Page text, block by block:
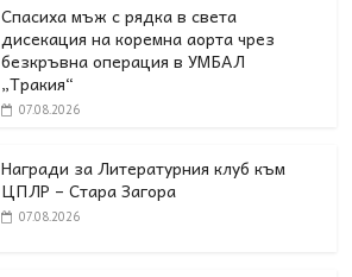
Спасиха мъж с рядка в света
дисекация на коремна аорта чрез
безкръвна операция в УМБАЛ
„Тракия“
07.08.2026
Награди за Литературния клуб към
ЦПЛР – Стара Загора
07.08.2026